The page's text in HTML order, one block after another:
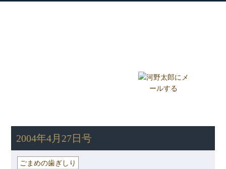
2004年4月27日号
ごまめの歯ぎしり